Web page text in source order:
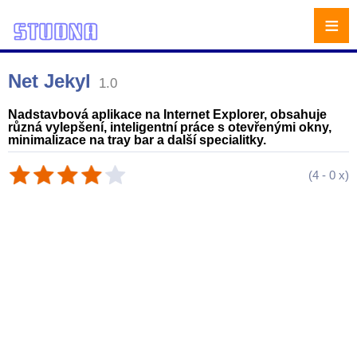
Net Jekyl 1.0
Nadstavbová aplikace na Internet Explorer, obsahuje
různá vylepšení, inteligentní práce s otevřenými okny,
minimalizace na tray bar a další specialitky.
(4 - 0 x)
≡